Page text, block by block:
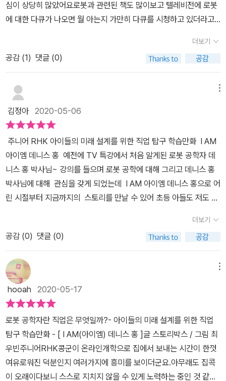
심이 상당히 많았어요로봇과 관련된 책도 많이보고 텔레비전에 로봇
에 대한 다큐가 나오면 뭘 아는지 가만히 다큐를 시청하고 있더라고
홍 박사님도 어릴때 로봇에 관심이 참 많았어요 스타워즈를 봐도 주
인공들 보다 알투디투, 쓰리피오 등 로봇들만 눈에보였어요다른친구
들은 주인공들이 멋있다고 하는데 어린 데니스는 로봇이 제일 멋있었
어요일곱살 꼬마 데니스 홍은 영화 스타워즈에 나오는 로봇들을 보고
로봇 공학자가 되기로 결심했다고 해요대단하게도 이 꿈은 어른이 될
때까지 한 번도 변하지 않았다고 하네요그런면은 정말 대단한것 같아
요로봇을 좋아하는 게 아이 같은 거라면 나이를 먹어도 아이로 남을
거라고그리고 그런 로봇이 어디에도 없다면 본인이 만들거라고 결심
하는 어린 데니스 홍이 대견스러워보였어요꼬마 데니스홍은 전자제
품들이 작동하는 원리가 궁금해서 라디오도 분해해보고 심지어 TV
까지 분해 하다 고장을 내버렸어요그런데 데니스 홍 부모님은 그런
데니스를 혼내기는 커녕 오히려 브라운 관 뒷면에서 어떻게 움직이는
영상이 나오는지가르쳐주셨어요데니스도 대단했지만 그의 부모님이
더 대단하다고 생각했어요만약에 아들이 전자제품들을 다 뜯어서 고
런 부모님이 계셔서 데니스는 로봇을 만들겠다는 꿈을 구체적으로 접
근할 수 있었어요로봇을 만들려면 로봇의 언어를 알아야하는데 로봇
의 언어는 바로 수학이라고 가르쳐주셨어요수학이라면 질색을 하던
데니스는 제대로 된 로봇 공학자가 되려고 과학 공부뿐만 아니라 수
학 공부도 정말 열심히 했다고 하네요초등학생때 부터 이렇게 동기부
여가되어 공부를 한다는것 자체가 될성 부른 나무는 떡잎부터 알아본
다라는 속담이 떠올랐어요데니스 홍은 과학부에 입부해서 열심히 실
험을 했어요그리고 반년 동안 하루도 빠지지 않고 실험실에서 밤늦게
까지 실험 연습을 해서 결국 전국 어린이 과학 실험 대회에서 금상을
더보기
공감 (1) 댓글 (0)
김정아2020-05-06
주니어 RHK 아이들의 미래 설계를 위한 직업 탑구 학습만화 I AM
아이엠 데니스 홍 예전에 TV 특강에서 처음 알게된 로봇 공학자 데
니스 홍 박사님~ 강의를 들으며 로봇 공학에 대해 그리고 데니스 홍
박사님에 대해 관심을 갖게 되었는데 I AM 아이엠 데니스 홍으로 어
린 시절부터 지금까지의 스토리를 만날 수 있어 초등 아들도 저도 무
타워즈를 무척 좋아하고 영화속 로봇을 보며 로봇 공학자의 꿈을 키
우며 집안의 전바 제품들을 분해하고 작동 원리에 대해 탐구하고 공
부하며 과학자로써의 꿈을 키워가게 되네요. I AM 아이엠 데니스
홍을 읽다보면 어려운 과학 용어나 로복공학 용어들을 함께 더 자세
히 알고 갈 수 있도록 따로 설명도 나와 있어 새로운 과학 지식도 배
워 볼수 있네요. 데니스 홍에게 궁금증을 한번 갖게된 과학 원리는 반
드시 알아내고 또, 주변 사물들을 보며 기존의 지식에 접목해 새로운
무언가를 만들어 내며 발상의 전환과 실패에 낙심하지 않고 계속 도
전하고 더 발전해가는 모습을 볼 수 있어요. 시각 장애인을 위한 자동
차의 개발은 가장 차가운 금속으로 가장 따뜻한 기술을 창조하는 로
봇 공학자 데니스 홍의 모습을 만나 볼수 있었어요. 로봇 공학을 통해
더보기
공감 (0) 댓글 (0)
hooah 2020-05-17
로봇 공학자란 직업은 무엇일까?- 아이들의 미래 설계를 위한 직업
탐구 학습만화 - [ I AM(아이엠) 데니스 홍 ]글 스토리박스 / 그림 최
우빈주니어RHK콩군이 온라인개학으로 집에서 보내는 시간이 한껏
여유로워진 덕분인지 여러가지에 흥미를 보이더군요.아무래도 집콕
이 오래이다보니 스스로 지치지 않을 수 있게 노력하는 중인 것 같아